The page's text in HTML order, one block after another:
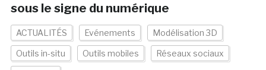
sous le signe du numérique
ACTUALITÉS Evénements Modélisation 3D
Outils in-situ Outils mobiles Réseaux sociaux